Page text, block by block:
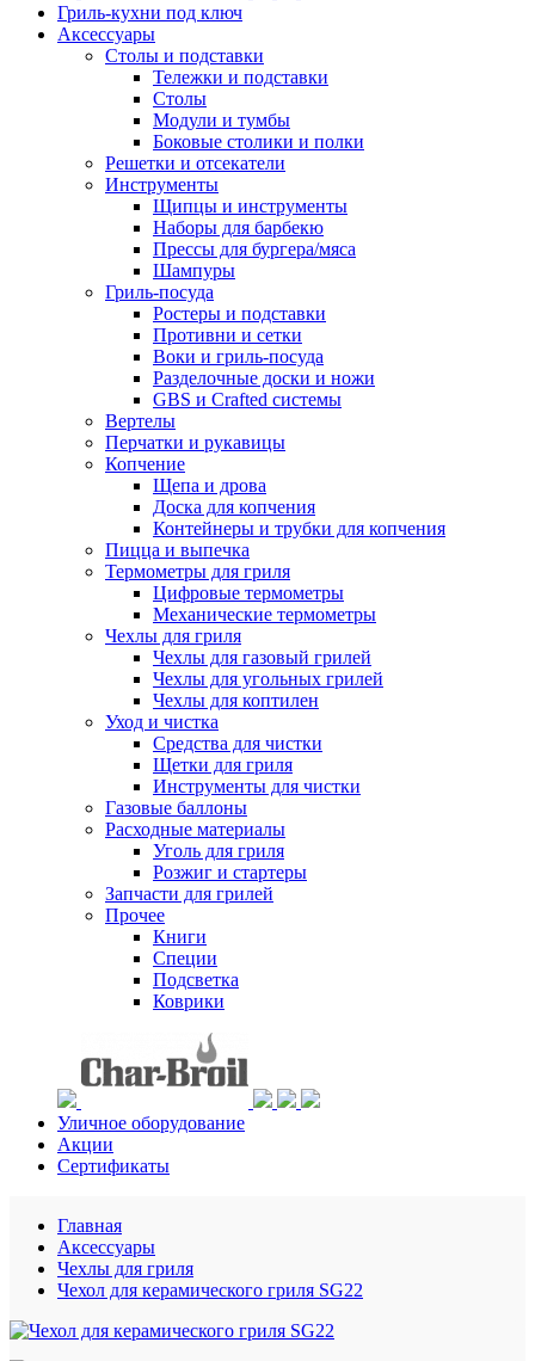
Гриль-кухни под ключ
Аксессуары
Столы и подставки
Тележки и подставки
Столы
Модули и тумбы
Боковые столики и полки
Решетки и отсекатели
Инструменты
Щипцы и инструменты
Наборы для барбекю
Прессы для бургера/мяса
Шампуры
Гриль-посуда
Ростеры и подставки
Противни и сетки
Воки и гриль-посуда
Разделочные доски и ножи
GBS и Crafted системы
Вертелы
Перчатки и рукавицы
Копчение
Щепа и дрова
Доска для копчения
Контейнеры и трубки для копчения
Пицца и выпечка
Термометры для гриля
Цифровые термометры
Механические термометры
Чехлы для гриля
Чехлы для газовый грилей
Чехлы для угольных грилей
Чехлы для коптилен
Уход и чистка
Средства для чистки
Щетки для гриля
Инструменты для чистки
Газовые баллоны
Расходные материалы
Уголь для гриля
Розжиг и стартеры
Запчасти для грилей
Прочее
Книги
Специи
Подсветка
Коврики
Уличное оборудование
Акции
Сертификаты
Главная
Аксессуары
Чехлы для гриля
Чехол для керамического гриля SG22